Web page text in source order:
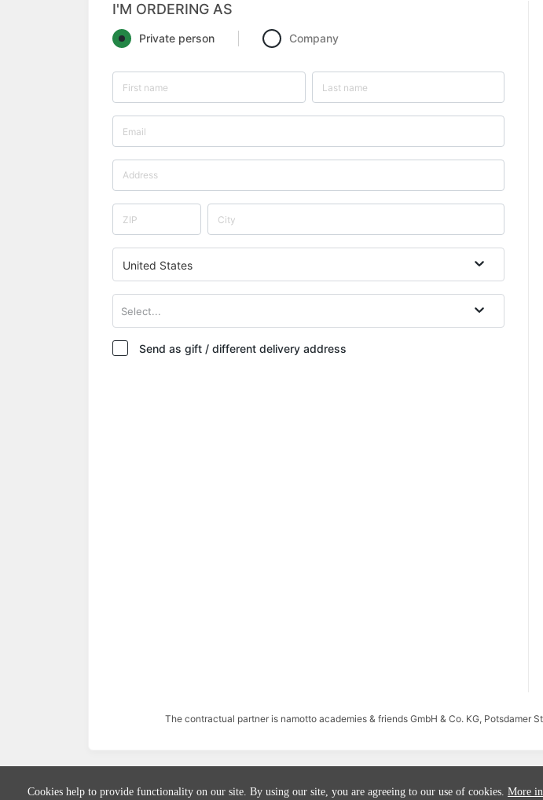
I'M ORDERING AS
Private person Company
United States
Select...
Send as gift / different delivery address
The contractual partner is namotto academies & friends GmbH & Co. KG, Potsdamer
Cookies help to provide functionality on our site. By using our site, you are agreeing to our use of cookies. More